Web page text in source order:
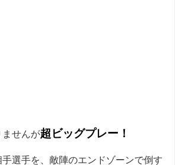
ませんが超ビッグプレー！
選手を、敵陣のエンドゾーンで倒す